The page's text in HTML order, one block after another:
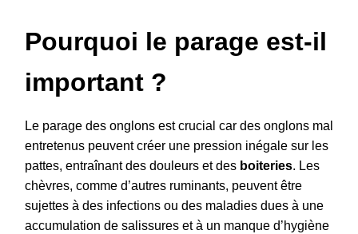
Pourquoi le parage est-il
important ?
Le parage des onglons est crucial car des onglons mal
entretenus peuvent créer une pression inégale sur les
pattes, entraînant des douleurs et des boiteries. Les
chèvres, comme d’autres ruminants, peuvent être
sujettes à des infections ou des maladies dues à une
accumulation de salissures et à un manque d’hygiène